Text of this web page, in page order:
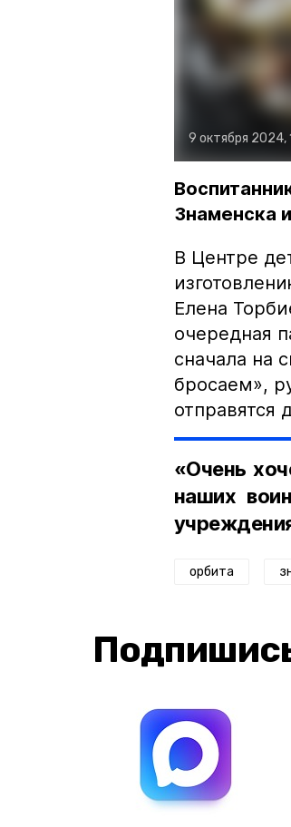
9 октября 2024,
Знаменска
В Центре
Елена
очередная
сначала на
бросаем»,
отправятся
«Очень
наших
орбита